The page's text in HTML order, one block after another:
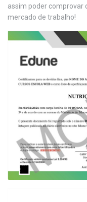
assim poder comprovar
mercado de trabalho!